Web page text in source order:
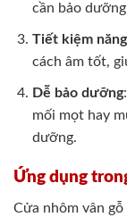
cần bảo
Tiết kiệm
cách âm tốt,
Dễ bảo dưỡng
mối mọt hay
dưỡng.
Ứng dụng
Cửa nhôm vân